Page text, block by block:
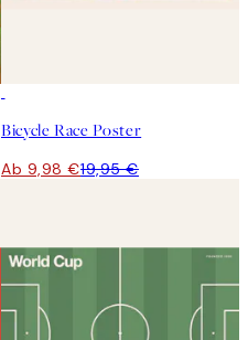
Bicycle Race Poster
Ab 9,98 €19,95 €